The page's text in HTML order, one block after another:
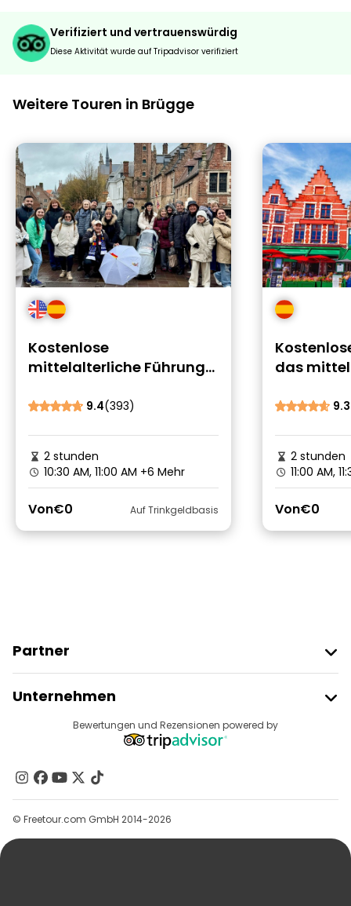
Verifiziert und vertrauenswürdig
Diese Aktivität wurde auf Tripadvisor verifiziert
Weitere Touren in Brügge
Kostenlose
mittelalterliche Führung
Schokoladenverkostung
9.4(393)
2 stunden
10:30 AM, 11:00 AM +6 Mehr
Von€0 Auf Trinkgeldbasis
das
9.3
2 stunden
11:00 AM,
Von€0
Partner
Anbieter-Anmeldung
Affiliate-Programm
Unternehmen
Reiseziele
Kontakt
Gruppen
Hilfe
Bewertungen und Rezensionen powered by
© Freetour.com GmbH 2014-2026